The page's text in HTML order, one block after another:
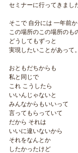
セミナーに行ってきまし
そこで 自分には 一年前か
この場所のこの場所のも
どうしてもずっと
実現したいことがあって。
おともだちからも
私と同じで
これ こうしたら
いいんじゃないと
みんなからもいいって
言ってもらっていて
だから それは
いいに違いないから
それをなんとか
したかったけど